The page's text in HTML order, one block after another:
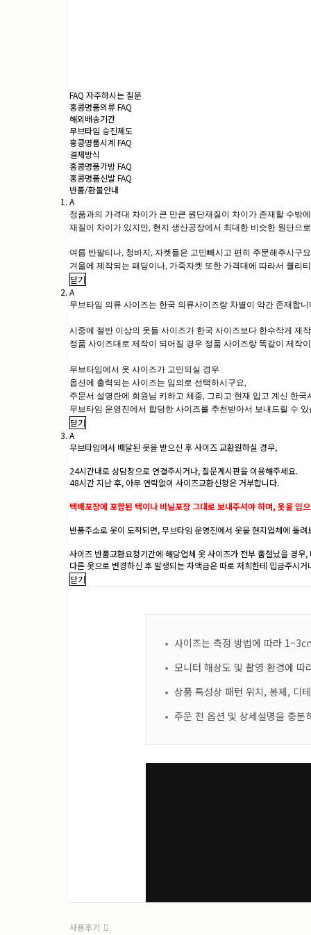
FAQ 자주하시는 질문
홍콩명품의류 FAQ
해외배송기간
무브타임 승진제도
홍콩명품시계 FAQ
결제방식
홍콩명품가방 FAQ
홍콩명품신발 FAQ
반품/환불안내
A
정품과의 가격대 차이가 큰 만큰 원단재질이 차이가 존재할 수밖
재질이 차이가 있지만, 현지 생산공장에서 최대한 비슷한 원단으
여름 반팔티나, 청바지, 자켓들은 고민빼시고 편히 주문해주시구
겨울에 제작되는 패딩이나, 가죽자켓 또한 가격대에 따라서 퀄리
닫기
A
무브타임 의류 사이즈는 한국 의류사이즈랑 차별이 약간 존재합니
시중에 절반 이상의 옷들 사이즈가 한국 사이즈보다 한수작게 제
정품 사이즈대로 제작이 되어질 경우 정품 사이즈랑 똑같이 제작
무브타임에서 옷 사이즈가 고민되실 경우
옵션에 출력되는 사이즈는 임의로 선택하시구요,
주문서 설명란에 회원님 키하고 체중, 그리고 현재 입고 계신 한국
무브타임 운영진에서 합당한 사이즈를 추천받아서 보내드릴 수
닫기
A
무브타임에서 배달된 옷을 받으신 후 사이즈 교환원하실 경우,
24시간내로 상담창으로 연결주시거나, 질문게시판을 이용해주세요.
48시간 지난 후, 아무 연락없이 사이즈교환신청은 거부합니다.
택배포장에 포함된 텍이나 비닐포장 그대로 보내주셔야 하며, 옷을 입
반품주소로 옷이 도착되면, 무브타임 운영진에서 옷을 현지업체에 돌
사이즈 반품교환요청기간에 해당업체 옷 사이즈가 전부 품절났을 경
다른 옷으로 변경하신 후 발생되는 차액금은 따로 저희한테 입금주시
닫기
사이즈는 측정 방법에 따라
모니터 해상도 및 촬영 환경에 따
상품 특성상 패턴 위치, 봉제, 디
주문 전 옵션 및 상세설명을 충분
사용후기